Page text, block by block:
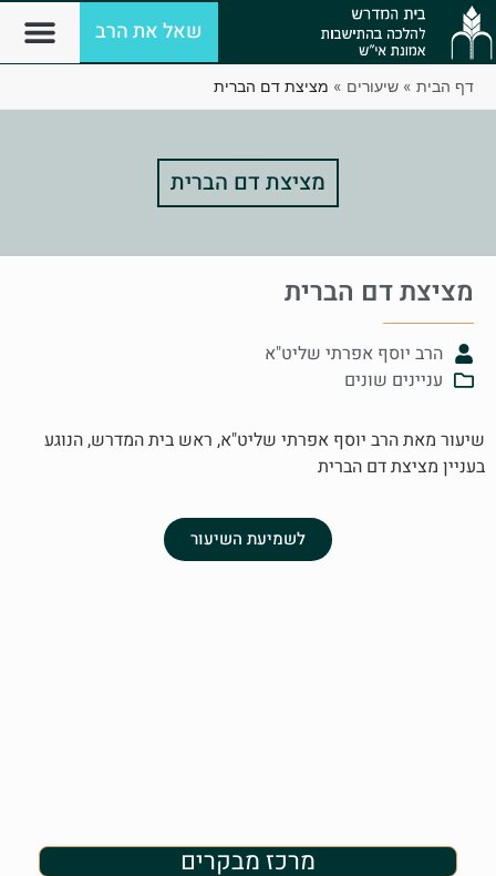
שאל את הרב
דף הבית » שיעורים » מציצת דם הברית
מציצת דם הברית
מציצת דם הברית
הרב יוסף אפרתי שליט"א
עניינים שונים
שיעור מאת הרב יוסף אפרתי שליט"א, ראש בית המדרש, הנוגע
בעניין מציצת דם הברית
לשמיעת השיעור
מרכז מבקרים